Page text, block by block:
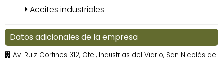
Aceites industriales
Datos adicionales de la empresa
Av. Ruiz Cortines 312, Ote., Industrias del Vidrio, San Nicolás de